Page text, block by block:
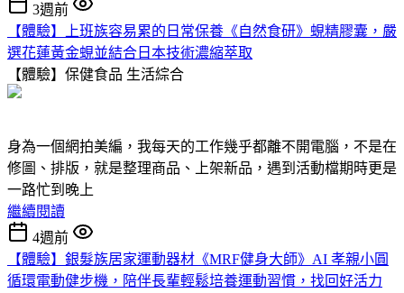
3週前
【體驗】上班族容易累的日常保養《自然食研》蜆精膠囊，嚴
選花蓮黃金蜆並結合日本技術濃縮萃取
【體驗】保健食品 生活綜合
身為一個網拍美編，我每天的工作幾乎都離不開電腦，不是在
修圖、排版，就是整理商品、上架新品，遇到活動檔期時更是
一路忙到晚上
繼續閱讀
4週前
【體驗】銀髮族居家運動器材《MRF健身大師》AI 孝親小圓
循環電動健步機，陪伴長輩輕鬆培養運動習慣，找回好活力